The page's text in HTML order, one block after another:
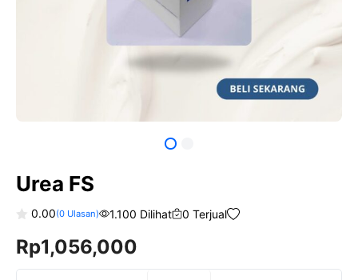
Urea FS
o
u
0.00(0Ulasan) 1.100 Dilihat 0 Terjual
Rp1,056,000